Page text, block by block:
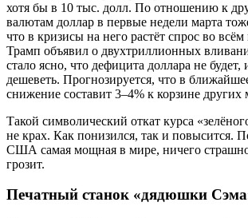
хотя бы в 10 тыс. долл. По отношению к
валютам доллар в первые недели марта
что в кризисы на него растёт спрос во
Трамп объявил о двухтриллионных
стало ясно, что дефицита доллара не будет,
дешеветь. Прогнозируется, что в
снижение составит 3–4% к корзине
Такой символический откат курса
не крах. Как понизился, так и повысится.
США самая мощная в мире, ничего
грозит.
Печатный станок «дядюшки